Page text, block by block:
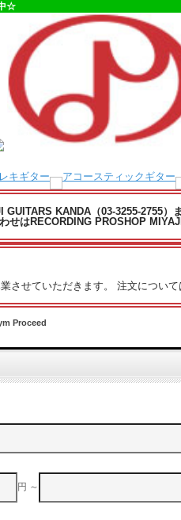
☆
KANDA（03-3255-2755）ま
せはRECORDING PROSHOP
させていただきます。 注文につい
Proceed
円 ～